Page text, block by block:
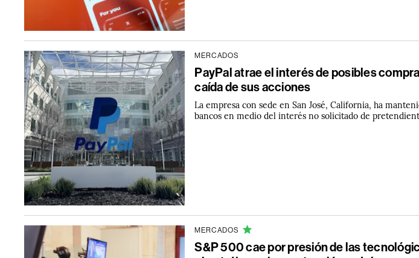
MERCADOS
PayPal atrae el interés de posibles
caída de sus acciones
La empresa con sede en San José, California, ha
bancos en medio del interés no solicitado de
MERCADOS
S&P 500 cae por presión de las